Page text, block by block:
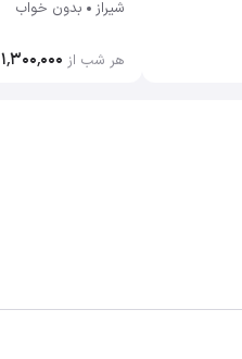
شیراز بدون خواب
هر شب از ۱٬۳۰۰٬۰۰۰